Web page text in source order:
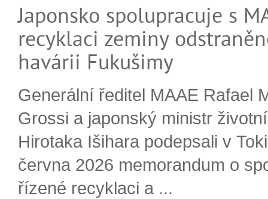
Japonsko spolupracuje s
recyklaci zeminy
havárii Fukušimy
Generální ředitel MAAE Rafael
Grossi a japonský ministr
Hirotaka Išihara podepsali v
června 2026 memorandum o
řízené recyklaci a ...